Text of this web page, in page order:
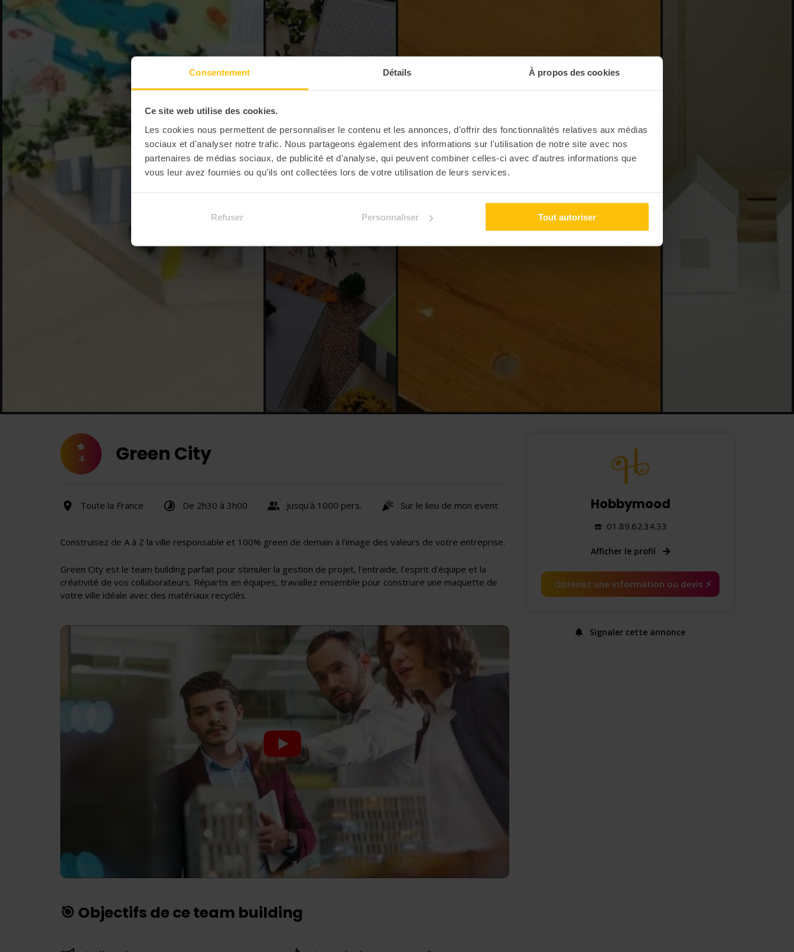
Consentement Détails À propos des cookies
Ce site web utilise des cookies.
Les cookies nous permettent de personnaliser le contenu et les annonces, d'offrir des fonctionnalités relatives aux médias
sociaux et d'analyser notre trafic. Nous partageons également des informations sur l'utilisation de notre site avec nos
partenaires de médias sociaux, de publicité et d'analyse, qui peuvent combiner celles-ci avec d'autres informations que
vous leur avez fournies ou qu'ils ont collectées lors de votre utilisation de leurs services.
Refuser Personnaliser Tout autoriser
4 Green City
Toute la France De 2h30 à 3h00 Jusqu'à 1000 pers. Sur le lieu de mon event
Construisez de A à Z la ville responsable et 100% green de demain à l'image des valeurs de votre entreprise.
Green City est le team building parfait pour stimuler la gestion de projet, l'entraide, l'esprit d'équipe et la
créativité de vos collaborateurs. Répartis en équipes, travaillez ensemble pour construire une maquette de
votre ville idéale avec des matériaux recyclés.
🎯 Objectifs de ce team building
Hobbymood
☎️ 01.89.62.34.33
Afficher le profil
Obtenez une information ou devis ⚡️
Signaler cette annonce